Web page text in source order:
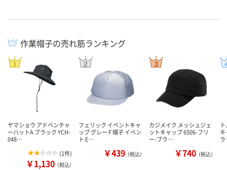
作業帽子の売れ筋ランキング
ヤマショウ アドベンチャ
ーハットA ブラック YCH-
048…
(1件)
￥1,130 （税込）
フェリック イベントキャ
ップ グレー F 帽子 イベン
ト E…
￥439 （税込）
カジメイク メッシュジェ
ットキャップ 6506-フリ
ー-ブラ…
￥740 （税込）
キ